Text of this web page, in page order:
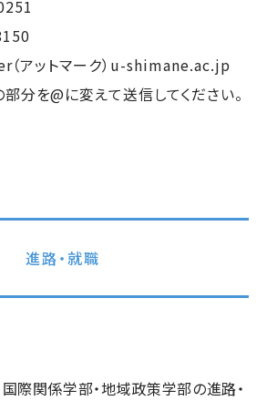
（アットマーク）u-shimane.ac.jp
部分を@に変えて送信してください。
進路・就職
国際関係学部・地域政策学部の進路・